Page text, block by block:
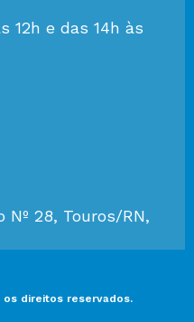
12h e das 14h às
Nº 28, Touros/RN,
direitos reservados.